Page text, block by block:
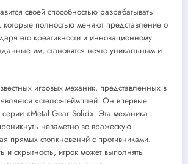
своей способностью разрабатывать
которые полностью меняют представление о
его креативности и инновационному
им, становятся нечто уникальным и
игровых механик, представленных в
«стелс»-геймплей. Он впервые
серии «Metal Gear Solid». Эта механика
незаметно во вражескую
прямых столкновений с противниками.
и скрытность, игрок может выполнять